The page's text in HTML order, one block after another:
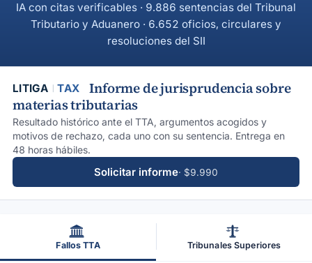
IA con citas verificables · 9.886 sentencias del Tribunal
Tributario y Aduanero · 6.652 oficios, circulares y
resoluciones del SII
LITIGA TAX
Informe de jurisprudencia sobre
materias tributarias
Resultado histórico ante el TTA, argumentos acogidos y
motivos de rechazo, cada uno con su sentencia. Entrega en
48 horas hábiles.
Solicitar informe· $9.990
Fallos TTA Tribunales Superiores